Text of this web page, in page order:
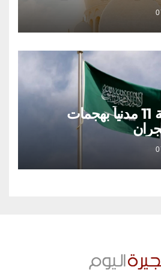
السعودية: إصابة 11 مدنياً بهجمات